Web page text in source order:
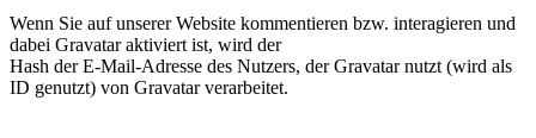
Wenn Sie auf unserer Website kommentieren bzw. interagieren und
dabei Gravatar aktiviert ist, wird der
Hash der E-Mail-Adresse des Nutzers, der Gravatar nutzt (wird als
ID genutzt) von Gravatar verarbeitet.